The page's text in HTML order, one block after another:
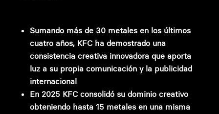
Sumando más de 30 metales en los últimos
cuatro años, KFC ha demostrado una
consistencia creativa innovadora que aporta
luz a su propia comunicación y la publicidad
internacional
En 2025 KFC consolidó su dominio creativo
obteniendo hasta 15 metales en una misma